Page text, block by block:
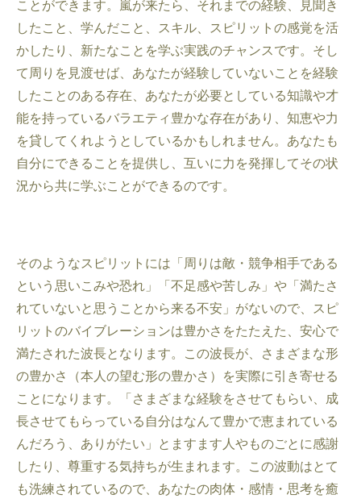
ことができます。嵐が来たら、それまでの経験、見聞き
したこと、学んだこと、スキル、スピリットの感覚を活
かしたり、新たなことを学ぶ実践のチャンスです。そし
て周りを見渡せば、あなたが経験していないことを経験
したことのある存在、あなたが必要としている知識や才
能を持っているバラエティ豊かな存在があり、知恵や力
を貸してくれようとしているかもしれません。あなたも
自分にできることを提供し、互いに力を発揮してその状
況から共に学ぶことができるのです。
そのようなスピリットには「周りは敵・競争相手である
という思いこみや恐れ」「不足感や苦しみ」や「満たさ
れていないと思うことから来る不安」がないので、スピ
リットのバイブレーションは豊かさをたたえた、安心で
満たされた波長となります。この波長が、さまざまな形
の豊かさ（本人の望む形の豊かさ）を実際に引き寄せる
ことになります。「さまざまな経験をさせてもらい、成
長させてもらっている自分はなんて豊かで恵まれている
んだろう、ありがたい」とますます人やものごとに感謝
したり、尊重する気持ちが生まれます。この波動はとて
も洗練されているので、あなたの肉体・感情・思考を癒